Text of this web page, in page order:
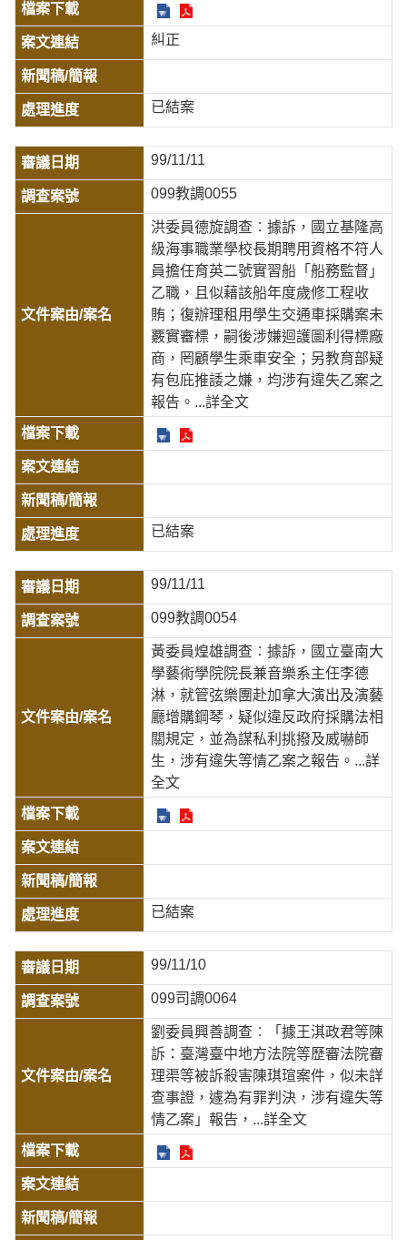
糾正
已結案
99/11/11
099教調0055
洪委員德旋調查︰據訴，國立基隆高
級海事職業學校長期聘用資格不符人
員擔任育英二號實習船「船務監督」
乙職，且似藉該船年度歲修工程收
賄；復辦理租用學生交通車採購案未
覈實審標，嗣後涉嫌迴護圖利得標廠
商，罔顧學生乘車安全；另教育部疑
有包庇推諉之嫌，均涉有違失乙案之
報告。 ...詳全文
已結案
99/11/11
099教調0054
黃委員煌雄調查︰據訴，國立臺南大
學藝術學院院長兼音樂系主任李德
淋，就管弦樂團赴加拿大演出及演藝
廳增購鋼琴，疑似違反政府採購法相
關規定，並為謀私利挑撥及威嚇師
生，涉有違失等情乙案之報告。 ...詳
全文
已結案
99/11/10
099司調0064
劉委員興善調查︰「據王淇政君等陳
訴：臺灣臺中地方法院等歷審法院審
理渠等被訴殺害陳琪瑄案件，似未詳
查事證，遽為有罪判決，涉有違失等
情乙案」報告， ...詳全文